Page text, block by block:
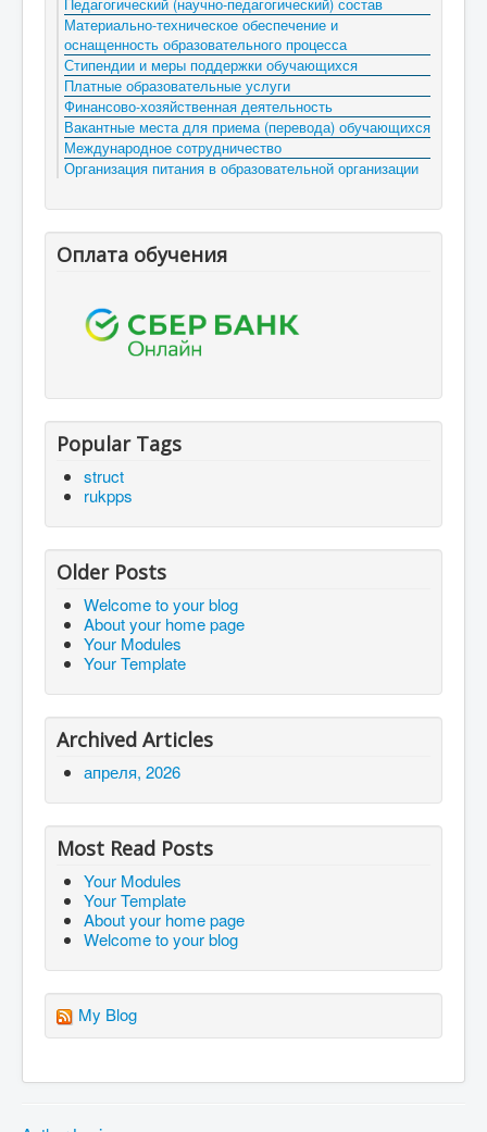
Материально-техническое обеспечение и
оснащенность образовательного процесса
Стипендии и меры поддержки обучающихся
Платные образовательные услуги
Финансово-хозяйственная деятельность
Вакантные места для приема (перевода) обучающихся
Международное сотрудничество
Организация питания в образовательной организации
Оплата обучения
Popular Tags
struct
rukpps
Older Posts
Welcome to your blog
About your home page
Your Modules
Your Template
Archived Articles
апреля, 2026
Most Read Posts
Your Modules
Your Template
About your home page
Welcome to your blog
My Blog